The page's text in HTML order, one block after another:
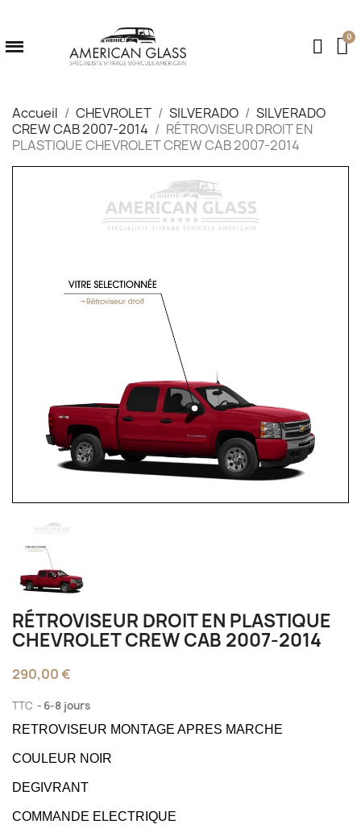
Accueil CHEVROLET SILVERADO
SILVERADO
CREW CAB 2007-2014
RÉTROVISEUR DROIT EN
PLASTIQUE CHEVROLET CREW CAB 2007-2014
RÉTROVISEUR DROIT EN PLASTIQUE
CHEVROLET CREW CAB 2007-2014
290,00 €
TTC 6-8 jours
RETROVISEUR MONTAGE APRES MARCHE
COULEUR NOIR
DEGIVRANT
COMMANDE ELECTRIQUE